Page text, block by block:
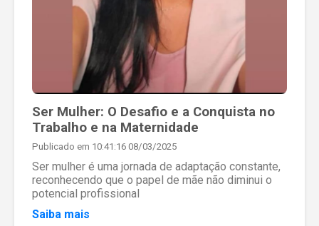
Ser Mulher: O Desafio e a Conquista no
Trabalho e na Maternidade
Publicado em 10:41:16 08/03/2025
Ser mulher é uma jornada de adaptação constante,
reconhecendo que o papel de mãe não diminui o
potencial profissional
Saiba mais